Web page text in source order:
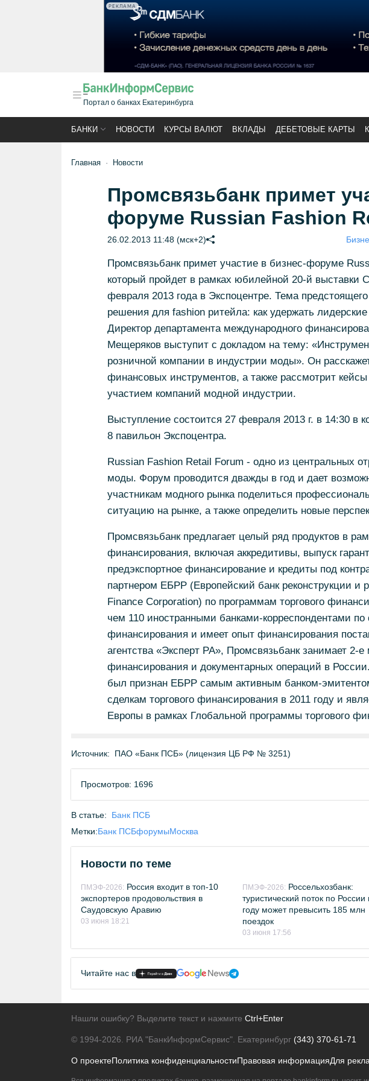
РЕКЛАМА
Портал о банках Екатеринбурга
БАНКИ НОВОСТИ КУРСЫ ВАЛЮТ ВКЛАДЫ ДЕБЕТОВЫЕ КАРТЫ
Главная Новости
Промсвязьбанк примет
форуме Russian Fashion
26.02.2013 11:48 (мск+2)
Промсвязьбанк примет участие в бизнес-форуме
который пройдет в рамках юбилейной 20-й выставки
февраля 2013 года в Экспоцентре. Тема
решения для fashion ритейла: как удержать
Директор департамента международного
Мещеряков выступит с докладом на тему:
розничной компании в индустрии моды». Он
финансовых инструментов, а также рассмотрит
участием компаний модной индустрии.
Выступление состоится 27 февраля 2013 г. в 14:30 в
8 павильон Экспоцентра.
Russian Fashion Retail Forum - одно из центральных
моды. Форум проводится дважды в год и дает
участникам модного рынка поделиться
ситуацию на рынке, а также определить новые
Промсвязьбанк предлагает целый ряд продуктов в
финансирования, включая аккредитивы, выпуск
предэкспортное финансирование и кредиты под
партнером ЕБРР (Европейский банк реконструкции и
Finance Corporation) по программам торгового
чем 110 иностранными банками-корреспондентами по
финансирования и имеет опыт финансирования
агентства «Эксперт РА», Промсвязьбанк занимает 2-е
финансирования и документарных операций в
был признан ЕБРР самым активным банком-
сделкам торгового финансирования в 2011 году и
Европы в рамках Глобальной программы торгового
Источник: ПАО «Банк ПСБ» (лицензия ЦБ РФ № 3251)
Просмотров: 1696
В статье:
Банк ПСБ
Метки:Банк ПСБфорумыМосква
Новости по теме
ПМЭФ-2026: Россия входит в топ-10
экспортеров продовольствия в
Саудовскую Аравию
03 июня 18:21
ПМЭФ-2026: Россельхозбанк:
туристический поток по России
году может превысить 185 млн
поездок
03 июня 17:56
Читайте нас в
Нашли ошибку? Выделите текст и нажмите Ctrl+Enter
© 1994-2026. РИА "БанкИнформСервис". Екатеринбург (343) 370-61-71
О проектеПолитика конфиденциальностиПравовая информацияДля